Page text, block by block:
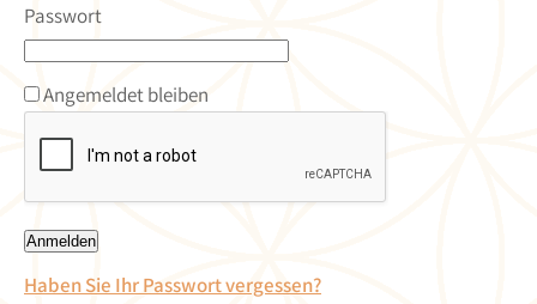
Passwort
Angemeldet bleiben
Haben Sie Ihr Passwort vergessen?